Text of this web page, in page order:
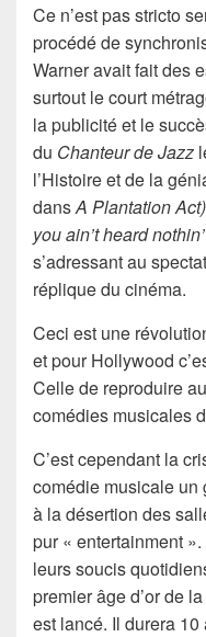
Ce n’est pas stricto
procédé de
Warner avait fait des
surtout le court
la publicité et le
du Chanteur de Jazz
l’Histoire et de la
dansA Plantation
you ain’t heard
s’adressant au
réplique du cinéma.
Ceci est une
et pour Hollywood
Celle de reproduire
comédies musicales
C’est cependant la
comédie musicale un
à la désertion des
pur « entertainment
leurs soucis
premier âge d’or de
est lancé. Il durera 10